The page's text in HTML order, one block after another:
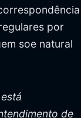
por
soe natural
de